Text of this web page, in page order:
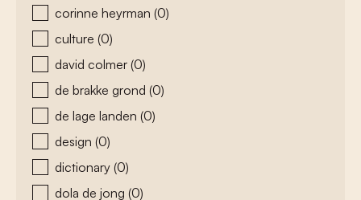
corinne heyrman (0)
culture (0)
david colmer (0)
de brakke grond (0)
de lage landen (0)
design (0)
dictionary (0)
dola de jong (0)